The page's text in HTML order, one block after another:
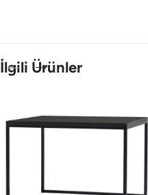
İlgili Ürünler